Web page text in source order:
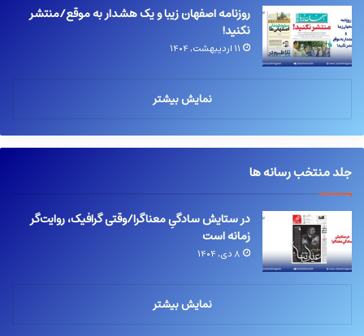
روزنامه اصفهان زیبا و یک هشدار به موقع/منتشر
نکنید!
۱۱ اردیبهشت, ۱۴۰۴
نمایش بیشتر
جلد منتخب رسانه ها
در ستایش سادگیِ معناگرا/وقتی گرافیک، روایت‌گر
زمانه است
۸ دی, ۱۴۰۴
نمایش بیشتر